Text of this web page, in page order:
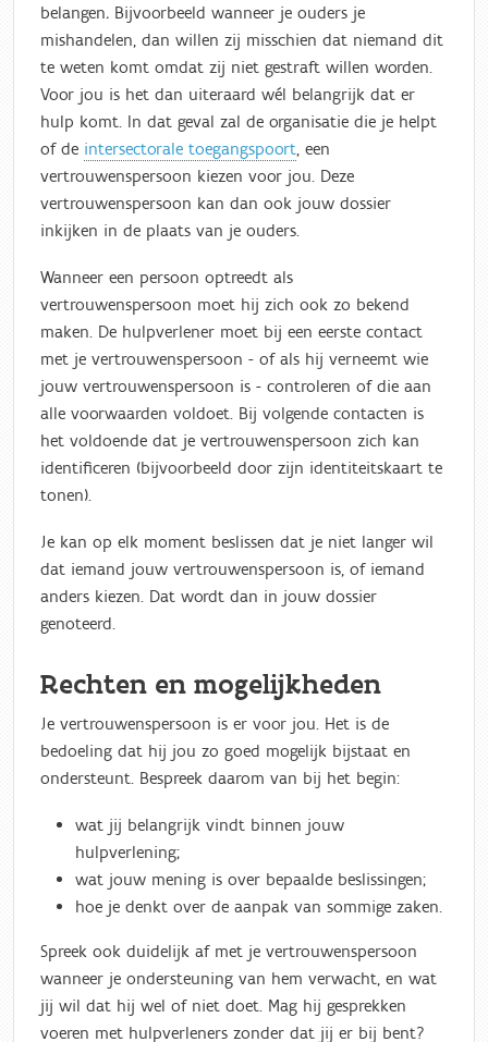
belangen. Bijvoorbeeld wanneer je ouders je
mishandelen, dan willen zij misschien dat niemand dit
te weten komt omdat zij niet gestraft willen worden.
Voor jou is het dan uiteraard wél belangrijk dat er
hulp komt. In dat geval zal de organisatie die je helpt
of de intersectorale toegangspoort, een
vertrouwenspersoon kiezen voor jou. Deze
vertrouwenspersoon kan dan ook jouw dossier
inkijken in de plaats van je ouders.
Wanneer een persoon optreedt als
vertrouwenspersoon moet hij zich ook zo bekend
maken. De hulpverlener moet bij een eerste contact
met je vertrouwenspersoon - of als hij verneemt wie
jouw vertrouwenspersoon is - controleren of die aan
alle voorwaarden voldoet. Bij volgende contacten is
het voldoende dat je vertrouwenspersoon zich kan
identificeren (bijvoorbeeld door zijn identiteitskaart te
tonen).
Je kan op elk moment beslissen dat je niet langer wil
dat iemand jouw vertrouwenspersoon is, of iemand
anders kiezen. Dat wordt dan in jouw dossier
genoteerd.
Rechten en mogelijkheden
Je vertrouwenspersoon is er voor jou. Het is de
bedoeling dat hij jou zo goed mogelijk bijstaat en
ondersteunt. Bespreek daarom van bij het begin:
wat jij belangrijk vindt binnen jouw
hulpverlening;
wat jouw mening is over bepaalde beslissingen;
hoe je denkt over de aanpak van sommige zaken.
Spreek ook duidelijk af met je vertrouwenspersoon
wanneer je ondersteuning van hem verwacht, en wat
jij wil dat hij wel of niet doet. Mag hij gesprekken
voeren met hulpverleners zonder dat jij er bij bent?